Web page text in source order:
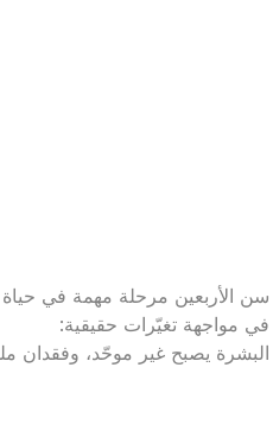
سن الأربعين مرحلة مهمة في
في مواجهة تغيّرات حقيقية:
يصبح غير موحّد، وفقدان